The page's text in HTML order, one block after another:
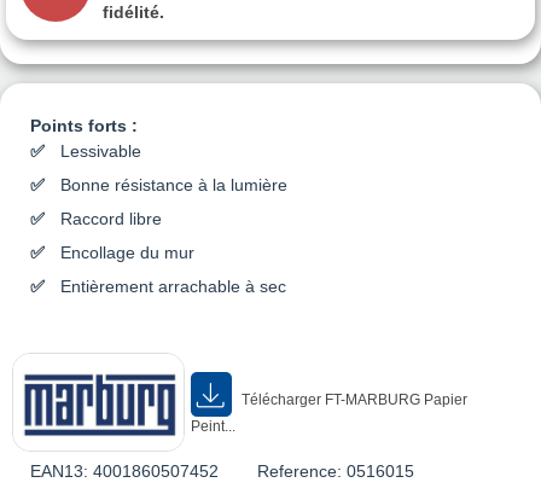
Points forts :
Lessivable
Bonne résistance à la lumière
Raccord libre
Encollage du mur
Entièrement arrachable à sec
Télécharger FT-MARBURG Papier
Peint...
EAN13: 4001860507452 Reference: 0516015
fidélité.